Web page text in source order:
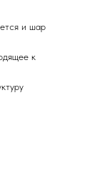
и шар
к